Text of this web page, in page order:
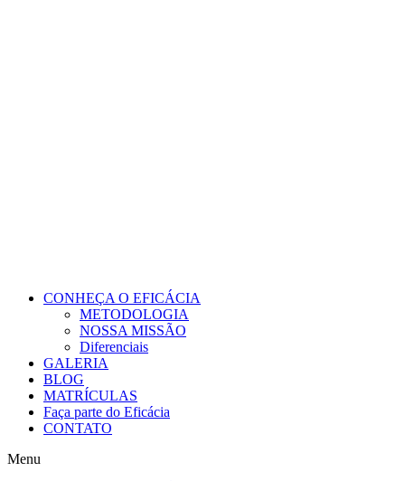
CONHEÇA O EFICÁCIA
METODOLOGIA
NOSSA MISSÃO
Diferenciais
GALERIA
BLOG
MATRÍCULAS
Faça parte do Eficácia
CONTATO
Menu